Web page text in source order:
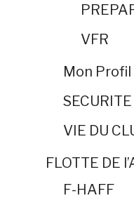
VFR
Mon
VIE DU
FLOTTE DE
F-HAFF